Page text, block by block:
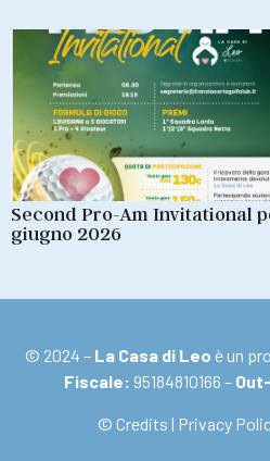
Second Pro-Am Invitational
giugno 2026
© 2024 – La Casa di Leo è un
Fiscale: 95184810166 –
© Credits | Privacy